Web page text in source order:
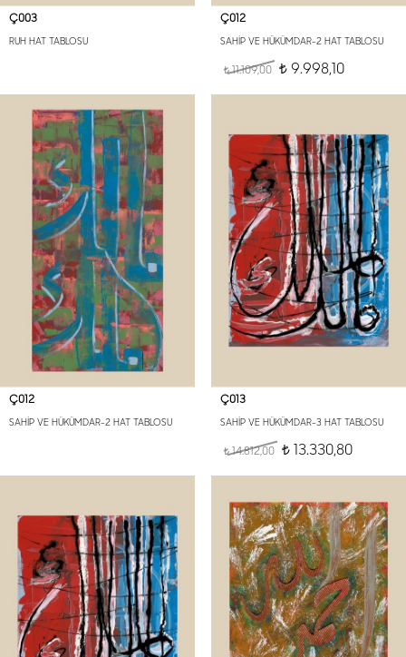
Ç003
RUH HAT TABLOSU
Ç012
SAHİP VE HÜKÜMDAR-2 HAT TABLOSU
t11.109,00 t9.998,10
Ç012
SAHİP VE HÜKÜMDAR-2 HAT TABLOSU
Ç013
SAHİP VE HÜKÜMDAR-3 HAT TABLOSU
t14.812,00 t13.330,80